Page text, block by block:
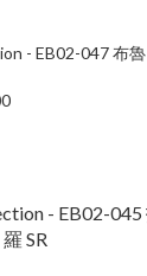
- EB02-047 布魯